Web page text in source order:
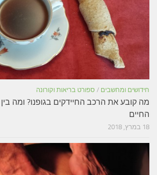
חידושים ומחשבים / ספורט בריאות וקורונה
מה קובע את הרכב החיידקים בגופנו? ומה
החיים
18 במרץ, 2018